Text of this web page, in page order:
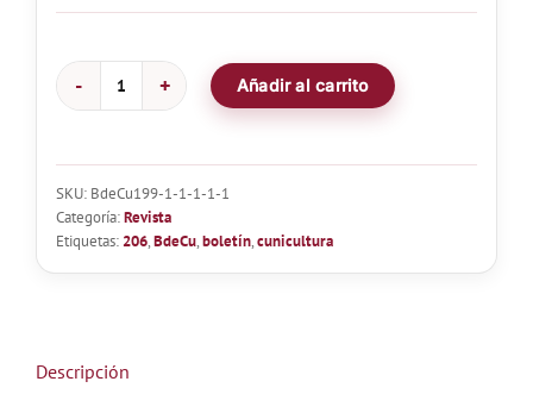
Boletín
Nº206
-
Sector
Cunicola
Añadir al carrito
SKU: BdeCu199-1-1-1-1-1
Categoría:Revista
Etiquetas:206,BdeCu,boletín,cunicultura
Descripción